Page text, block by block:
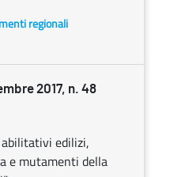
regionali
2017, n. 48
edilizi,
e mutamenti della